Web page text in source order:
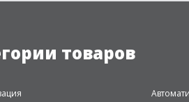
товаров